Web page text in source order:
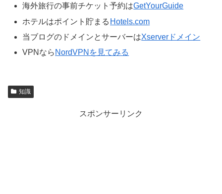
海外旅行の事前チケット予約はGetYourGuide
ホテルはポイント貯まる Hotels.com
当ブログのドメインとサーバーはXserverドメイン
VPNなら NordVPNを見てみる
知識
スポンサーリンク